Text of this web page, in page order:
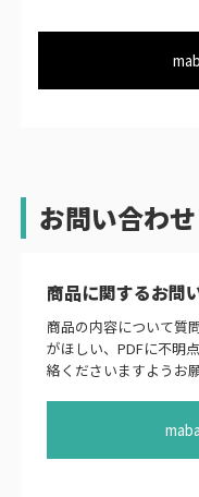
お問い合わせ
商品に関するお問
商品の内容について質
がほしい、PDFに不明
絡くださいますようお